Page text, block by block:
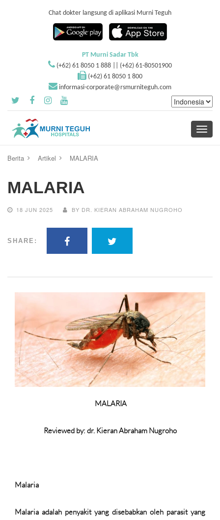
Chat dokter langsung di aplikasi Murni Teguh
PT Murni Sadar Tbk
(+62) 61 8050 1 888 || (+62) 61-80501900
(+62) 61 8050 1 800
informasi-corporate@rsmurniteguh.com
Toggle
Berita Artikel MALARIA
MALARIA
18 JUN 2025 BY DR. KIERAN ABRAHAM NUGROHO
SHARE:
MALARIA
Reviewed by: dr. Kieran Abraham Nugroho
Malaria
Malaria adalah penyakit yang disebabkan oleh parasit yang